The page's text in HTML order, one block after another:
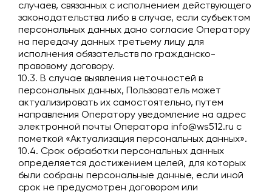
случаев, связанных с исполнением действующего
законодательства либо в случае, если субъектом
персональных данных дано согласие Оператору
на передачу данных третьему лицу для
исполнения обязательств по гражданско-
правовому договору.
10.3. В случае выявления неточностей в
персональных данных, Пользователь может
актуализировать их самостоятельно, путем
направления Оператору уведомление на адрес
электронной почты Оператора info@ws512.ru с
пометкой «Актуализация персональных данных».
10.4. Срок обработки персональных данных
определяется достижением целей, для которых
были собраны персональные данные, если иной
срок не предусмотрен договором или